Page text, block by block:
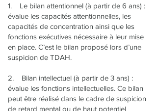
1. Le bilan attentionnel (à partir de 6 ans) :
évalue les capacités attentionnelles, les
capacités de concentration ainsi que les
fonctions exécutives nécessaire à leur mise
en place. C’est le bilan proposé lors d’une
suspicion de TDAH.
2. Bilan intellectuel (à partir de 3 ans) :
évalue les fonctions intellectuelles. Ce bilan
peut être réalisé dans le cadre de suspicion
de retard mental ou de haut potentiel